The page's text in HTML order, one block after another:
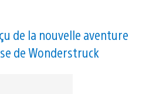
arrive
sur
PS4
de la nouvelle aventure
de Wonderstruck